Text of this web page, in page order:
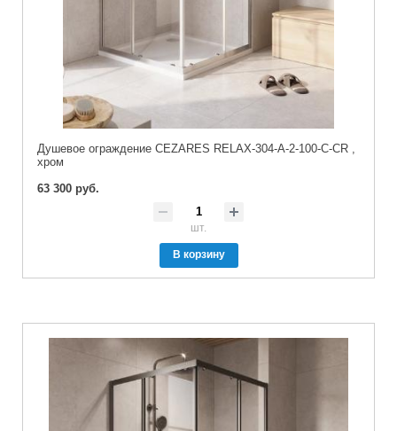
Душевое ограждение CEZARES RELAX-304-A-2-100-C-CR ,
хром
63 300 руб.
шт.
В корзину